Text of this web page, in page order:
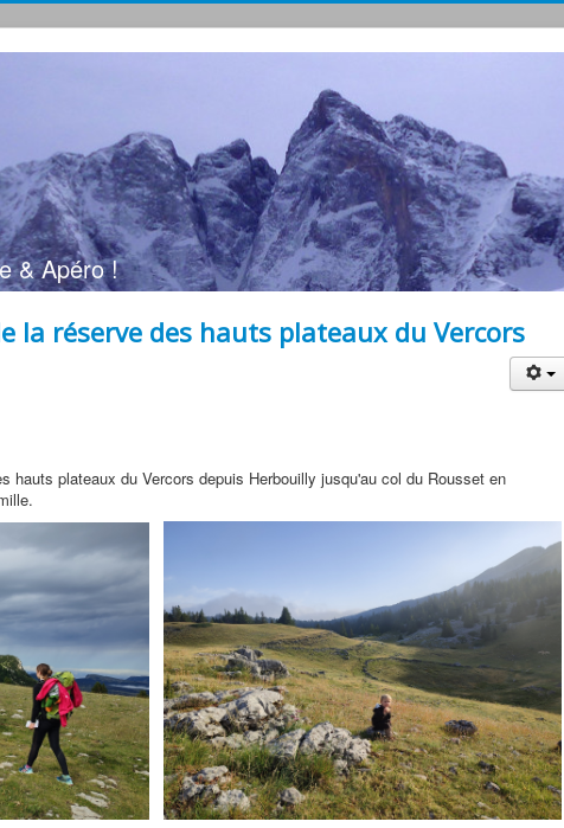
& Apéro !
la réserve des hauts plateaux du Vercors
hauts plateaux du Vercors depuis Herbouilly jusqu'au col du Rousset en